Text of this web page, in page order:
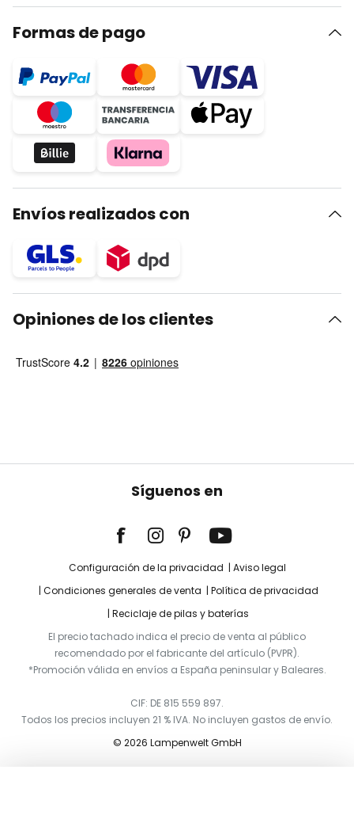
Formas de pago
Envíos realizados con
Opiniones de los clientes
Síguenos en
Configuración de la privacidad
Aviso legal
Condiciones generales de venta
Política de privacidad
Reciclaje de pilas y baterías
El precio tachado indica el precio de venta al público
recomendado por el fabricante del artículo (PVPR).
*Promoción válida en envíos a España peninsular y Baleares.
CIF: DE 815 559 897.
Todos los precios incluyen 21 % IVA. No incluyen gastos de envío.
© 2026 Lampenwelt GmbH